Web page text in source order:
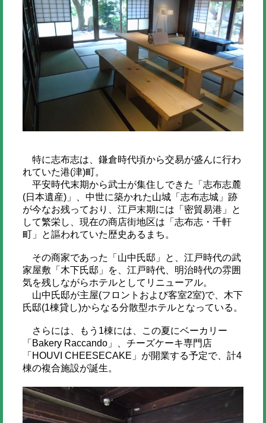
特に志布志は、鎌倉時代頃から交易が盛んに行わ
れていた港(津)町。
平安時代末期から武士が集住しできた「志布志麓
(日本遺産)」、中世に築かれた山城「志布志城」跡
が今なお残っており、江戸末期には「密貿易港」と
して繁栄し、現在の商店街地区は「志布志・千軒
町」と謳われていた歴史あるまち。
その商家であった「山中氏邸」と、江戸時代の武
家屋敷「木下氏邸」を、江戸時代、明治時代の雰囲
気を残しながらホテルとしてリニューアル。
山中氏邸が主屋(フロントおよび客室2室)で、木下
氏邸(1棟貸し)からなる分散型ホテルとなっている。
さらには、もう1棟には、この夏にベーカリー
「Bakery Raccando」、チーズケーキ専門店
「HOUVI CHEESECAKE」が開業する予定で、計4
棟の複合施設が誕生。